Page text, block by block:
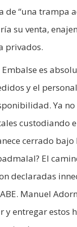
de “una trampa
su venta,
privados.
Embalse es
y el
Ya
custodiando
cerrado bajo
El
declaradas
Manuel
y entregar estos